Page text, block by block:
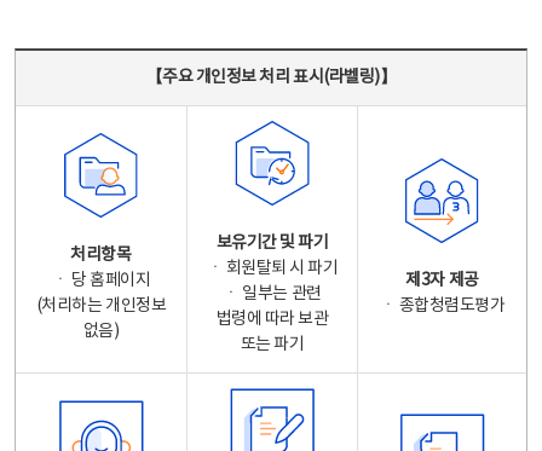
【주요 개인정보 처리 표시(라벨링)】
처리항목
ㆍ 당 홈페이지
(처리하는 개인정보
없음)
보유기간 및 파기
ㆍ 회원탈퇴 시 파기
ㆍ 일부는 관련
법령에 따라 보관
또는 파기
제3자 제공
ㆍ 종합청렴도평가